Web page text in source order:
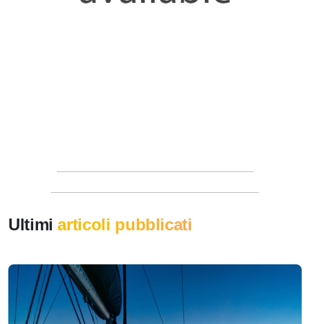
Ultimiarticoli pubblicati